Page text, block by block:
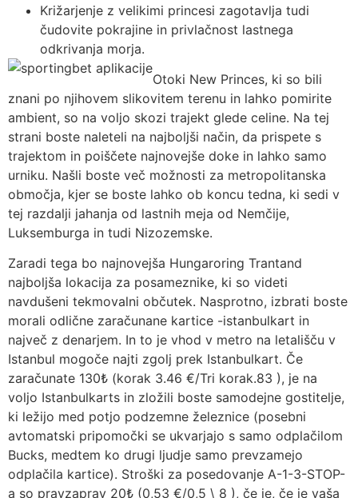
Križarjenje z velikimi princesi zagotavlja tudi
čudovite pokrajine in privlačnost lastnega
odkrivanja morja.
Otoki New Princes, ki so bili
znani po njihovem slikovitem terenu in lahko pomirite
ambient, so na voljo skozi trajekt glede celine. Na tej
strani boste naleteli na najboljši način, da prispete s
trajektom in poiščete najnovejše doke in lahko samo
urniku. Našli boste več možnosti za metropolitanska
območja, kjer se boste lahko ob koncu tedna, ki sedi v
tej razdalji jahanja od lastnih meja od Nemčije,
Luksemburga in tudi Nizozemske.
Zaradi tega bo najnovejša Hungaroring Trantand
najboljša lokacija za posameznike, ki so videti
navdušeni tekmovalni občutek. Nasprotno, izbrati boste
morali odlične zaračunane kartice -istanbulkart in
največ z denarjem. In to je vhod v metro na letališču v
Istanbul mogoče najti zgolj prek Istanbulkart. Če
zaračunate 130₺ (korak 3.46 €/Tri korak.83 ), je na
voljo Istanbulkarts in zložili boste samodejne gostitelje,
ki ležijo med potjo podzemne železnice (posebni
avtomatski pripomočki se ukvarjajo s samo odplačilom
Bucks, medtem ko drugi ljudje samo prevzamejo
odplačila kartice). Stroški za posedovanje A-1-3-STOP-
a so pravzaprav 20₺ (0,53 €/0,5 \ 8 ), če je, če je vaša